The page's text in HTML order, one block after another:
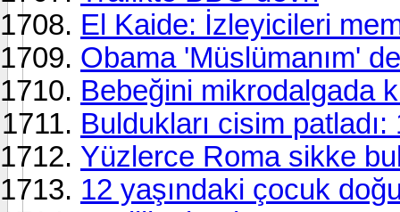
El Kaide: İzleyicileri
Obama 'Müslümanım'
Bebeğini mikrodalgada
Buldukları cisim patladı:
Yüzlerce Roma sikke
12 yaşındaki çocuk